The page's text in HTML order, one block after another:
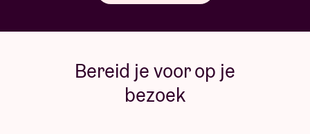
Bereid je voor op je
bezoek